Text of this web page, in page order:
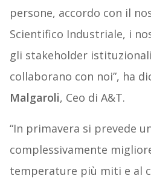
persone, accordo con il
Scientifico Industriale, i
gli stakeholder
collaborano con noi”, ha
Malgaroli, Ceo di A&T.
“In primavera si prevede
complessivamente
temperature più miti e al